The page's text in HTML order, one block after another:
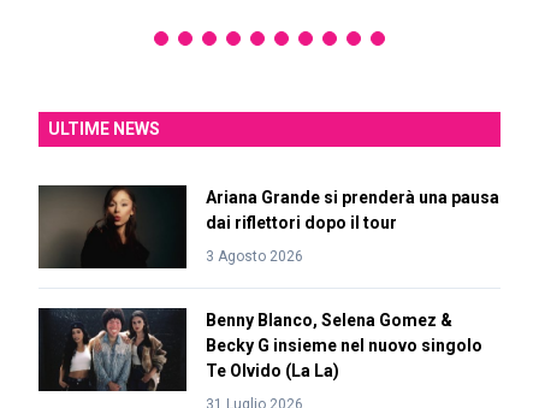
ULTIME NEWS
Ariana Grande si prenderà una pausa
dai riflettori dopo il tour
3 Agosto 2026
Benny Blanco, Selena Gomez &
Becky G insieme nel nuovo singolo
Te Olvido (La La)
31 Luglio 2026